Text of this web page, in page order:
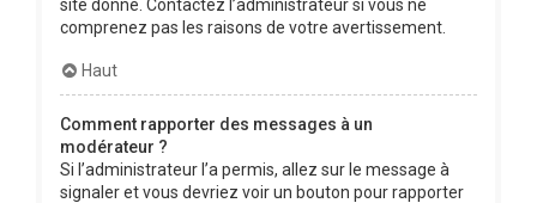
site donné. Contactez l’administrateur si vous ne
comprenez pas les raisons de votre avertissement.
Haut
Comment rapporter des messages à un
modérateur ?
Si l’administrateur l’a permis, allez sur le message à
signaler et vous devriez voir un bouton pour rapporter